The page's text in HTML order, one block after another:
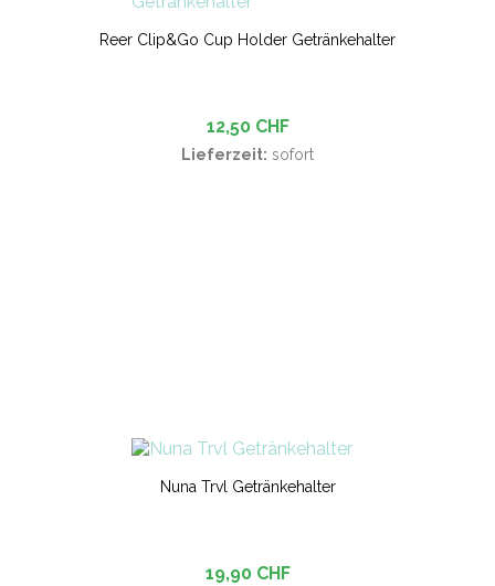
Reer Clip&Go Cup Holder Getränkehalter
12,50 CHF
Lieferzeit: sofort
Nuna Trvl Getränkehalter
19,90 CHF